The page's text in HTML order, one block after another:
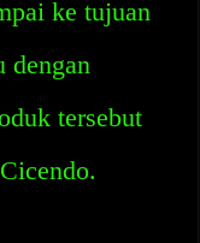
ke tujuan
dengan
tersebut